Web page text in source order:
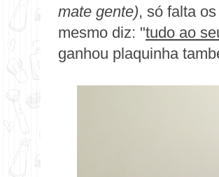
mate gente), só falta
mesmo diz: "tudo ao
ganhou plaquinha